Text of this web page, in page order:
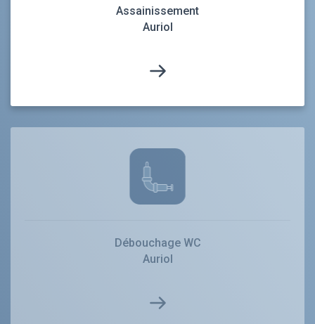
Assainissement
Auriol
Débouchage WC
Auriol